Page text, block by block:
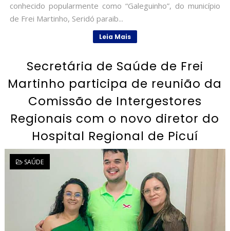
conhecido popularmente como “Galeguinho”, do município
de Frei Martinho, Seridó paraib...
Leia Mais
Secretária de Saúde de Frei
Martinho participa de reunião da
Comissão de Intergestores
Regionais com o novo diretor do
Hospital Regional de Picuí
SAÚDE